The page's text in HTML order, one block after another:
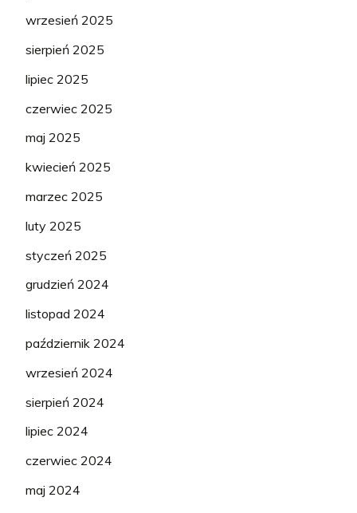
wrzesień 2025
sierpień 2025
lipiec 2025
czerwiec 2025
maj 2025
kwiecień 2025
marzec 2025
luty 2025
styczeń 2025
grudzień 2024
listopad 2024
październik 2024
wrzesień 2024
sierpień 2024
lipiec 2024
czerwiec 2024
maj 2024